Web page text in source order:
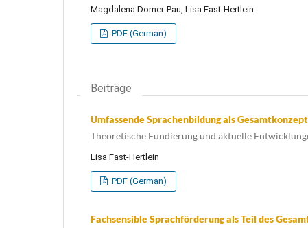
Magdalena Dorner-Pau, Lisa Fast-Hertlein
PDF (German)
Beiträge
Umfassende Sprachenbildung als
Theoretische Fundierung und aktuelle
Lisa Fast-Hertlein
PDF (German)
Fachsensible Sprachförderung als Teil des